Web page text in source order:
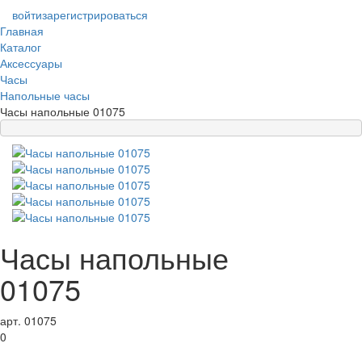
войтизарегистрироваться
Главная
Каталог
Аксессуары
Часы
Напольные часы
Часы напольные 01075
Часы напольные
01075
арт. 01075
0